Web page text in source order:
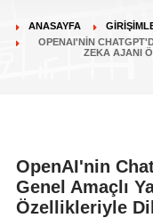
ANASAYFA
OPENAI'NIN
ZEKA AJANI
OpenAI'nin
Genel Amaçlı
Özellikleriyle